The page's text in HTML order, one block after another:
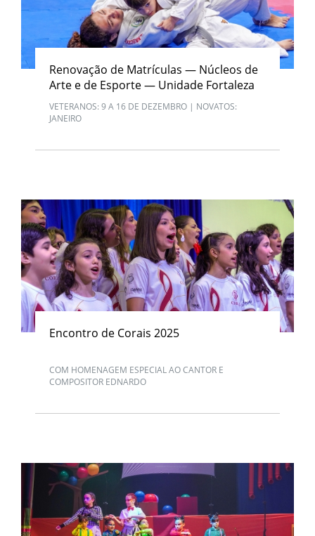
Renovação de Matrículas — Núcleos de
Arte e de Esporte — Unidade Fortaleza
VETERANOS: 9 A 16 DE DEZEMBRO | NOVATOS:
JANEIRO
Encontro de Corais 2025
COM HOMENAGEM ESPECIAL AO CANTOR E
COMPOSITOR EDNARDO